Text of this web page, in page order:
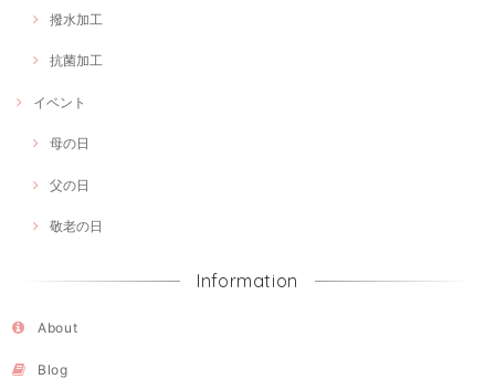
撥水加工
抗菌加工
イベント
母の日
父の日
敬老の日
Information
About
Blog